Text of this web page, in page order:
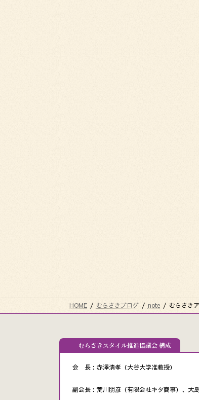
HOME むらさきブログ note むらさき
むらさきスタイル推進協議会 構成
会 長：赤澤清孝（大谷大学准教授）
副会長：荒川朋彦（有限会社キタ商事）、大